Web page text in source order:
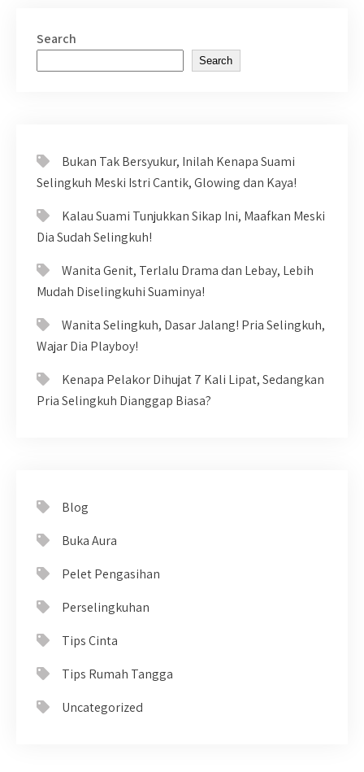
Search
Search
Bukan Tak Bersyukur, Inilah Kenapa Suami
Selingkuh Meski Istri Cantik, Glowing dan Kaya!
Kalau Suami Tunjukkan Sikap Ini, Maafkan Meski
Dia Sudah Selingkuh!
Wanita Genit, Terlalu Drama dan Lebay, Lebih
Mudah Diselingkuhi Suaminya!
Wanita Selingkuh, Dasar Jalang! Pria Selingkuh,
Wajar Dia Playboy!
Kenapa Pelakor Dihujat 7 Kali Lipat, Sedangkan
Pria Selingkuh Dianggap Biasa?
Blog
Buka Aura
Pelet Pengasihan
Perselingkuhan
Tips Cinta
Tips Rumah Tangga
Uncategorized